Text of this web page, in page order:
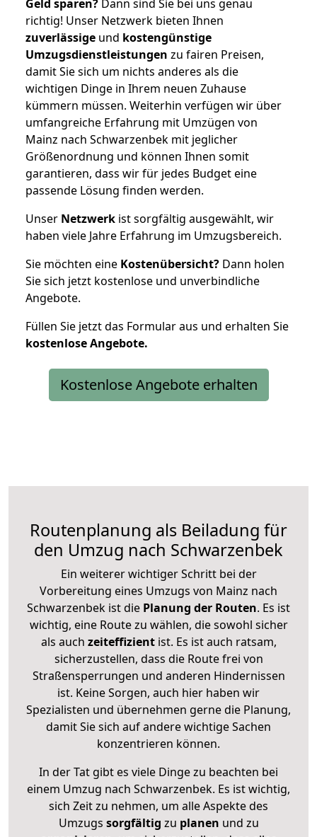
Geld sparen? Dann sind Sie bei uns genau
richtig! Unser Netzwerk bieten Ihnen
zuverlässige und kostengünstige
Umzugsdienstleistungen zu fairen Preisen,
damit Sie sich um nichts anderes als die
wichtigen Dinge in Ihrem neuen Zuhause
kümmern müssen. Weiterhin verfügen wir über
umfangreiche Erfahrung mit Umzügen von
Mainz nach Schwarzenbek mit jeglicher
Größenordnung und können Ihnen somit
garantieren, dass wir für jedes Budget eine
passende Lösung finden werden.
Unser Netzwerk ist sorgfältig ausgewählt, wir
haben viele Jahre Erfahrung im Umzugsbereich.
Sie möchten eine Kostenübersicht? Dann holen
Sie sich jetzt kostenlose und unverbindliche
Angebote.
Füllen Sie jetzt das Formular aus und erhalten Sie
kostenloseAngebote.
Kostenlose Angebote erhalten
Routenplanung als Beiladung für
den Umzug nach Schwarzenbek
Ein weiterer wichtiger Schritt bei der
Vorbereitung eines Umzugs von Mainz nach
Schwarzenbek ist die Planung der Routen. Es ist
wichtig, eine Route zu wählen, die sowohl sicher
als auch zeiteffizientist. Es ist auch ratsam,
sicherzustellen, dass die Route frei von
Straßensperrungen und anderen Hindernissen
ist. Keine Sorgen, auch hier haben wir
Spezialisten und übernehmen gerne die Planung,
damit Sie sich auf andere wichtige Sachen
konzentrieren können.
In der Tat gibt es viele Dinge zu beachten bei
einem Umzug nach Schwarzenbek. Es ist wichtig,
sich Zeit zu nehmen, um alle Aspekte des
Umzugs sorgfältig zu planen und zu